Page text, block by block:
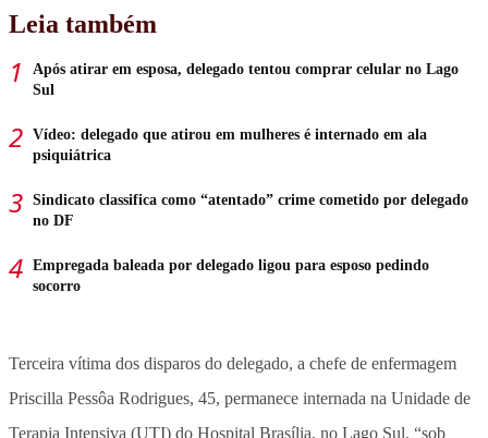
Leia também
Após atirar em esposa, delegado tentou comprar celular no Lago
Sul
Vídeo: delegado que atirou em mulheres é internado em ala
psiquiátrica
Sindicato classifica como “atentado” crime cometido por delegado
no DF
Empregada baleada por delegado ligou para esposo pedindo
socorro
Terceira vítima dos disparos do delegado, a chefe de enfermagem
Priscilla Pessôa Rodrigues, 45, permanece internada na Unidade de
Terapia Intensiva (UTI) do Hospital Brasília, no Lago Sul, “sob